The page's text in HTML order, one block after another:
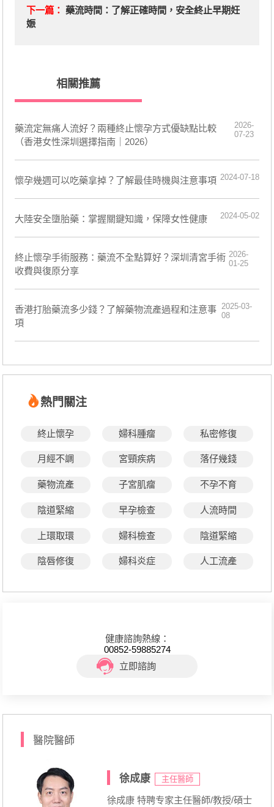
下一篇： 藥流時間：了解正確時間，安全終止早期妊
娠
相關推薦
藥流定無痛人流好？兩種終止懷孕方式優缺點比較
（香港女性深圳選擇指南｜2026）
2026-
07-23
懷孕幾週可以吃藥拿掉？了解最佳時機與注意事項 2024-07-18
大陸安全墮胎藥：掌握關鍵知識，保障女性健康 2024-05-02
終止懷孕手術服務：藥流不全點算好？深圳清宮手術
收費與復原分享
2026-
01-25
香港打胎藥流多少錢？了解藥物流產過程和注意事
項
2025-03-
08
熱門關注
終止懷孕 婦科腫瘤 私密修復
月經不調 宮頸疾病 落仔幾錢
藥物流產 子宮肌瘤 不孕不育
陰道緊縮 早孕檢查 人流時間
上環取環 婦科檢查 陰道緊縮
陰唇修復 婦科炎症 人工流產
健康諮詢熱線：
00852-59885274
立即諮詢
醫院醫師
徐成康 主任醫師
徐成康 特聘专家主任醫師/教授/碩士